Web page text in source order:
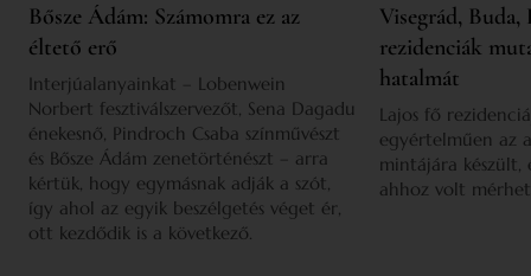
Bősze Ádám: Számomra ez az
éltető erő
Interjúalanyainkat – Lobenwein
Norbert fesztiválszervezőt, Sena Dagadu
énekesnő, Pindroch Csaba színművészt
és Bősze Ádám zenetörténészt – arra
kértük, hogy egymásnak adják a szót,
így ahol az egyik beszélgetés véget ér,
ott kezdődik is a következő.
Visegrád,
rezidenciák
hatalmát
Lajos fő
egyértelműen az
mintájára készült,
ahhoz volt